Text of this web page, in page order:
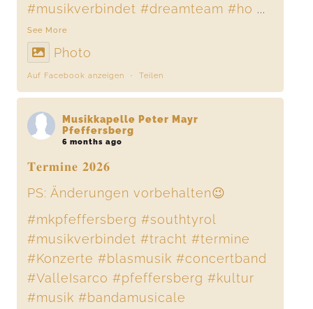
#musikverbindet #dreamteam #ho ...
See More
Photo
Auf Facebook anzeigen · Teilen
Musikkapelle Peter Mayr
Pfeffersberg
6 months ago
𝐓𝐞𝐫𝐦𝐢𝐧𝐞 𝟐𝟎𝟐𝟔
PS: Änderungen vorbehalten😉
#mkpfeffersberg #southtyrol
#musikverbindet #tracht #termine
#Konzerte #blasmusik #concertband
#ValleIsarco #pfeffersberg #kultur
#musik #bandamusicale